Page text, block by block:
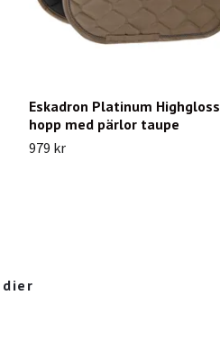
Eskadron Platinum Highgloss
hopp med pärlor taupe
979 kr